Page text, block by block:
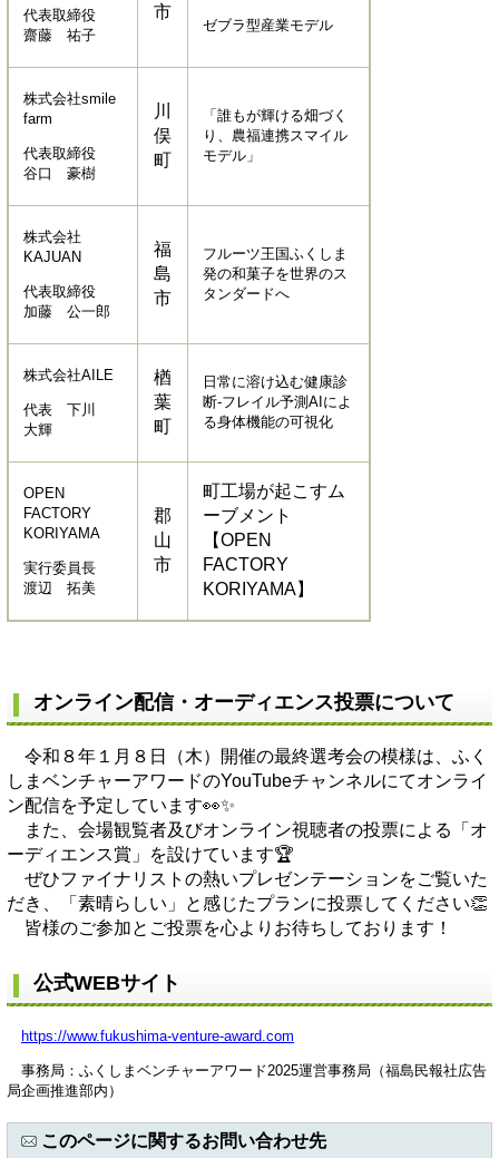
代表取締役
齋藤 祐子
市
ゼブラ型産業モデル
株式会社smile
farm
代表取締役
谷口 豪樹
川
俣
町
「誰もが輝ける畑づく
り、農福連携スマイル
モデル」
株式会社
KAJUAN
代表取締役
加藤 公一郎
福
島
市
フルーツ王国ふくしま
発の和菓子を世界のス
タンダードへ
株式会社AILE
代表 下川
大輝
楢
葉
町
日常に溶け込む健康診
断-フレイル予測AIによ
る身体機能の可視化
OPEN
FACTORY
KORIYAMA
実行委員長
渡辺 拓美
郡
山
市
町工場が起こすム
ーブメント
【OPEN
FACTORY
KORIYAMA】
オンライン配信・オーディエンス投票について
令和８年１月８日（木）開催の最終選考会の模様は、ふく
しまベンチャーアワードのYouTubeチャンネルにてオンライ
ン配信を予定しています👀✨
また、会場観覧者及びオンライン視聴者の投票による「オ
ーディエンス賞」を設けています🏆
ぜひファイナリストの熱いプレゼンテーションをご覧いた
だき、「素晴らしい」と感じたプランに投票してください👏
皆様のご参加とご投票を心よりお待ちしております！
公式WEBサイト
https://www.fukushima-venture-award.com
事務局：ふくしまベンチャーアワード2025運営事務局（福島民報社広告
局企画推進部内）
このページに関するお問い合わせ先